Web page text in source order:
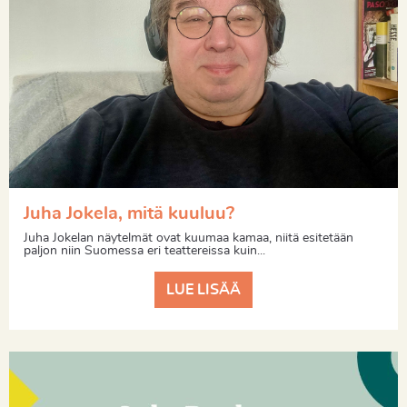
Juha Jokela, mitä kuuluu?
Juha Jokelan näytelmät ovat kuumaa kamaa, niitä esitetään
paljon niin Suomessa eri teattereissa kuin...
LUE LISÄÄ